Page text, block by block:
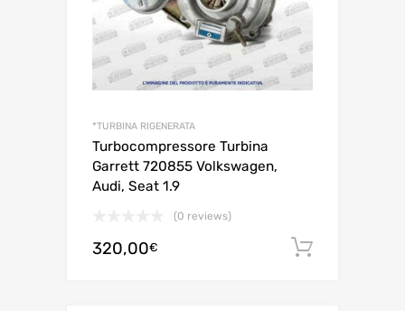
*TURBINA RIGENERATA
Turbocompressore Turbina
Garrett 720855 Volkswagen,
Audi, Seat 1.9
(0 reviews)
320,00€